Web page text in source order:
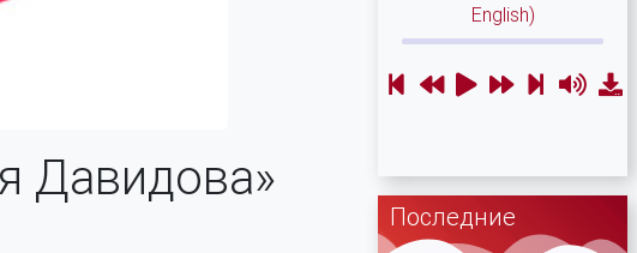
Давидова»
English)
Последние